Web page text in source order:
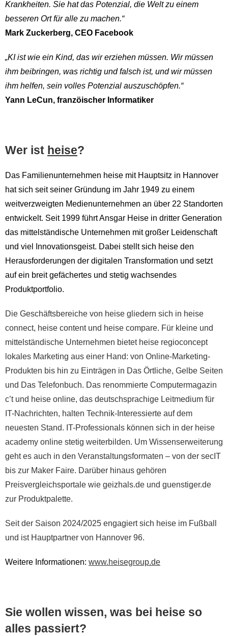
Krankheiten. Sie hat das Potenzial, die Welt zu einem
besseren Ort für alle zu machen.“
Mark Zuckerberg, CEO Facebook
„KI ist wie ein Kind, das wir erziehen müssen. Wir müssen
ihm beibringen, was richtig und falsch ist, und wir müssen
ihm helfen, sein volles Potenzial auszuschöpfen.“
Yann LeCun, franzöischer Informatiker
Wer ist heise?
Das Familienunternehmen heise mit Hauptsitz in Hannover
hat sich seit seiner Gründung im Jahr 1949 zu einem
weitverzweigten Medienunternehmen an über 22 Standorten
entwickelt. Seit 1999 führt Ansgar Heise in dritter Generation
das mittelständische Unternehmen mit großer Leidenschaft
und viel Innovationsgeist. Dabei stellt sich heise den
Herausforderungen der digitalen Transformation und setzt
auf ein breit gefächertes und stetig wachsendes
Produktportfolio.
Die Geschäftsbereiche von heise gliedern sich in heise
connect, heise content und heise compare. Für kleine und
mittelständische Unternehmen bietet heise regioconcept
lokales Marketing aus einer Hand: von Online-Marketing-
Produkten bis hin zu Einträgen in Das Örtliche, Gelbe Seiten
und Das Telefonbuch. Das renommierte Computermagazin
c’t und heise online, das deutschsprachige Leitmedium für
IT-Nachrichten, halten Technik-Interessierte auf dem
neuesten Stand. IT-Professionals können sich in der heise
academy online stetig weiterbilden. Um Wissenserweiterung
geht es auch in den Veranstaltungsformaten – von der secIT
bis zur Maker Faire. Darüber hinaus gehören
Preisvergleichsportale wie geizhals.de und guenstiger.de
zur Produktpalette.
Seit der Saison 2024/2025 engagiert sich heise im Fußball
und ist Hauptpartner von Hannover 96.
Weitere Informationen: www.heisegroup.de
Sie wollen wissen, was bei heise so
alles passiert?